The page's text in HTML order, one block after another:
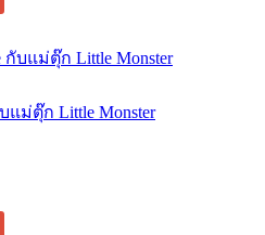
ม ? เตรียมตัวอย่างไรเมื่อรู้ว่า